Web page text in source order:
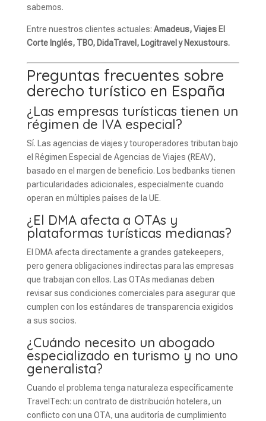
sabemos.
Entre nuestros clientes actuales: Amadeus, Viajes El
Corte Inglés, TBO, DidaTravel, Logitravel y Nexustours.
Preguntas frecuentes sobre
derecho turístico en España
¿Las empresas turísticas tienen un
régimen de IVA especial?
Sí. Las agencias de viajes y touroperadores tributan bajo
el Régimen Especial de Agencias de Viajes (REAV),
basado en el margen de beneficio. Los bedbanks tienen
particularidades adicionales, especialmente cuando
operan en múltiples países de la UE.
¿El DMA afecta a OTAs y
plataformas turísticas medianas?
El DMA afecta directamente a grandes gatekeepers,
pero genera obligaciones indirectas para las empresas
que trabajan con ellos. Las OTAs medianas deben
revisar sus condiciones comerciales para asegurar que
cumplen con los estándares de transparencia exigidos
a sus socios.
¿Cuándo necesito un abogado
especializado en turismo y no uno
generalista?
Cuando el problema tenga naturaleza específicamente
TravelTech: un contrato de distribución hotelera, un
conflicto con una OTA, una auditoría de cumplimiento